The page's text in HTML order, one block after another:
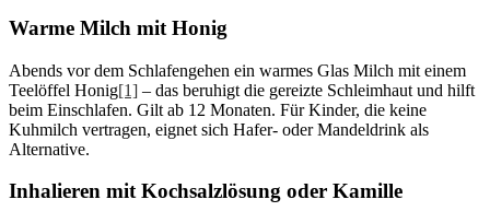
Warme Milch mit Honig
Abends vor dem Schlafengehen ein warmes Glas Milch mit einem
Teelöffel Honig[1] – das beruhigt die gereizte Schleimhaut und hilft
beim Einschlafen. Gilt ab 12 Monaten. Für Kinder, die keine
Kuhmilch vertragen, eignet sich Hafer- oder Mandeldrink als
Alternative.
Inhalieren mit Kochsalzlösung oder Kamille